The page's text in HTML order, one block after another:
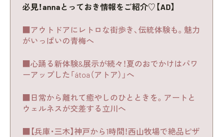
必見！annaとっておき情報をご紹介♡【AD】
■アウトドアにレトロな街歩き、伝統体験も。魅力
がいっぱいの青梅へ
■心踊る新体験&展示が続々！夏のおでかけはパワ
ーアップした「átoa（アトア）」へ
■日常から離れて癒やしのひとときを。アートと
ウェルネスが交差する立川へ
■【兵庫・三木】神戸から1時間！西山牧場で絶品ピザ